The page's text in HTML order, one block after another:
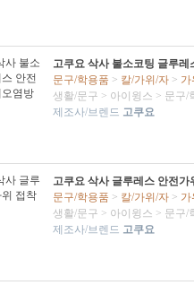
고쿠요 삭사 불소코팅 글루
문구/학용품 > 칼/가위/자 > 가
생활/문구 > 아이윙스 > 문구/
제조사/브렌드 고쿠요
고쿠요 삭사 글루레스 안전가
문구/학용품 > 칼/가위/자 > 가
생활/문구 > 아이윙스 > 문구/
제조사/브렌드 고쿠요